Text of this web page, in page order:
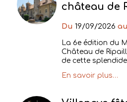
château de
Du 19/09/2026 au
La 6e édition du
Château de
de cette
En savoir plus…